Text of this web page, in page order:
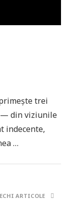
trei
din viziunile
indecente,
…
ARTICOLE